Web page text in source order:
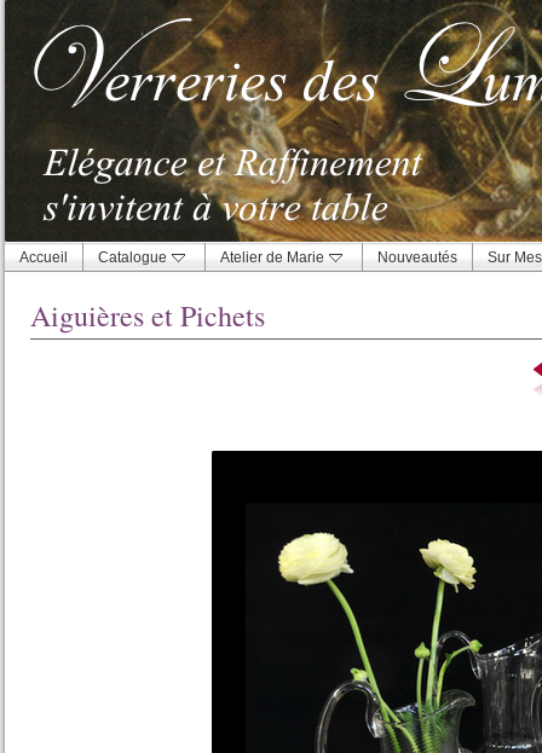
Accueil Catalogue Atelier de Marie Nouveautés Sur
Aiguières et Pichets